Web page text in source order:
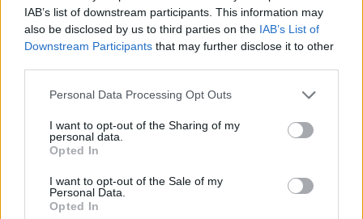
IAB’s list of downstream participants. This information may
also be disclosed by us to third parties on the IAB’s List of
Downstream Participants that may further disclose it to other
Please note that this website/app uses one or more Google
not limited to your visit or usage behaviour. You may click to
grant or deny consent to Google and its third-party tags to
use your data for below specified purposes in below Google
consent section.
Personal Data Processing Opt Outs
I want to opt-out of the Sharing of my
personal data.
Opted In
I want to opt-out of the Sale of my
Personal Data.
Opted In
Γερμανίας Ουλμ με την οποία αναδείχτηκε πρωταθλητής σε
λιγότερο από έξι μήνες...
Οι πρωταθλητές στο Τοπ10 των
ευρωπαϊκών λιγκών (πίνακας)
H σεζόν 2022-23 ολοκληρώθηκε και
Τοπ10 των ευρωπαϊκών λιγκών...